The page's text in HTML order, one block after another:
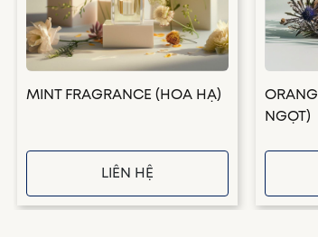
MINT FRAGRANCE (HOA HẠ)
LIÊN HỆ
NGỌT)